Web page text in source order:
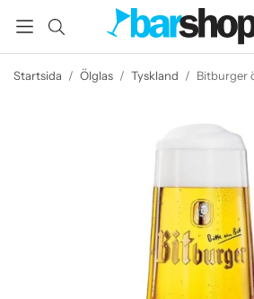
Startsida / Ölglas / Tyskland / Bitburger